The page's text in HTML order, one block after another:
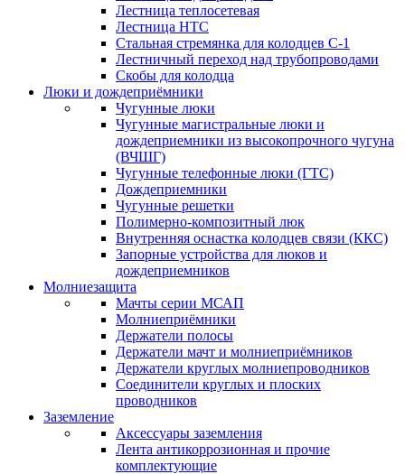
Лестница теплосетевая
Лестница НТС
Стальная стремянка для колодцев С-1
Лестничный переход над трубопроводами
Скобы для колодца
Люки и дождеприёмники
Чугунные люки
Чугунные магистральные люки и
дождеприемники из высокопрочного чугуна
(ВЧШГ)
Чугунные телефонные люки (ГТС)
Дождеприемники
Чугунные решетки
Полимерно-композитный люк
Внутренняя оснастка колодцев связи (ККС)
Запорные устройства для люков и
дождеприемников
Молниезащита
Мачты серии МСАП
Молниеприёмники
Держатели полосы
Держатели мачт и молниеприёмников
Держатели круглых молниепроводников
Cоединители круглых и плоских
проводников
Заземление
Аксессуары заземления
Лента антикоррозионная и прочие
комплектующие